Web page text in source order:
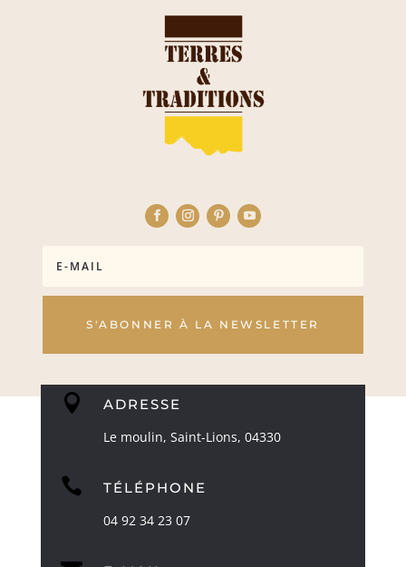
S'ABONNER À LA NEWSLETTER

ADRESSE
Le moulin, Saint-Lions, 04330

TÉLÉPHONE
04 92 34 23 07